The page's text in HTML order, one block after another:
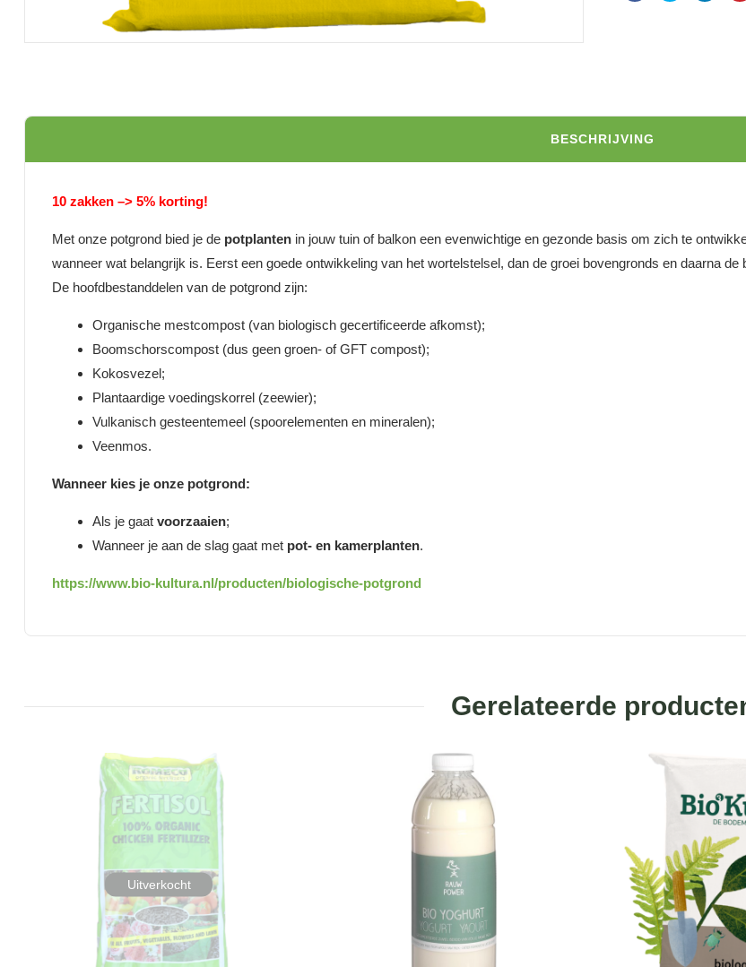
BESCHRIJVING
10 zakken –> 5% korting!
Met onze potgrond bied je de potplanten in jouw tuin of balkon een evenwichtige en gezonde basis om zich te
wanneer wat belangrijk is. Eerst een goede ontwikkeling van het wortelstelsel, dan de groei bovengronds en daarna
De hoofdbestanddelen van de potgrond zijn:
Organische mestcompost (van biologisch gecertificeerde afkomst);
Boomschorscompost (dus geen groen- of GFT compost);
Kokosvezel;
Plantaardige voedingskorrel (zeewier);
Vulkanisch gesteentemeel (spoorelementen en mineralen);
Veenmos.
Wanneer kies je onze potgrond:
Als je gaat voorzaaien;
Wanneer je aan de slag gaat met pot- en kamerplanten.
https://www.bio-kultura.nl/producten/biologische-potgrond
Gerelateerde
Uitverkocht